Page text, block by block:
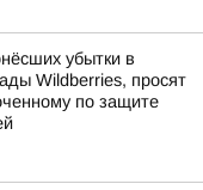
убытки в
Wildberries, просят
по защите